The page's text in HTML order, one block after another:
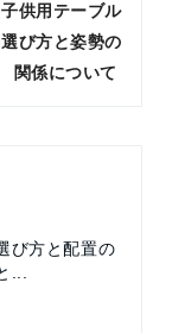
供用テーブル
び方と姿勢の
関係について
び方と配置の
...